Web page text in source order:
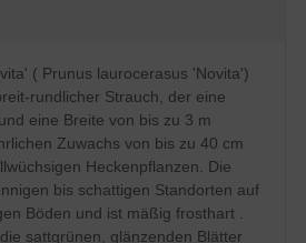
erbsengroße Steinfrüchte,
Verzehr geeignet
im Mai, angenehm duftend
und durchlässige Böden,
vermeiden
bis schattig
bis 400 cm
nötig
( Prunus laurocerasus 'Novita')
rundlicher Strauch, der eine
eine Breite von bis zu 3 m
Zuwachs von bis zu 40 cm
Heckenpflanzen. Die
bis schattigen Standorten auf
Böden und ist mäßig frosthart .
sattgrünen, glänzenden Blätter